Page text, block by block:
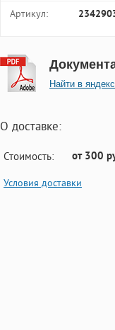
Артикул:
Найти в яндекс
О доставке:
Стоимость: от 300
Условия доставки